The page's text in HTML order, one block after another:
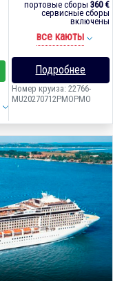
портовые сборы 360 €
сервисные сборы
включены
все каюты
Подробнее
Номер круиза: 22766-
MU20270712PMOPMO